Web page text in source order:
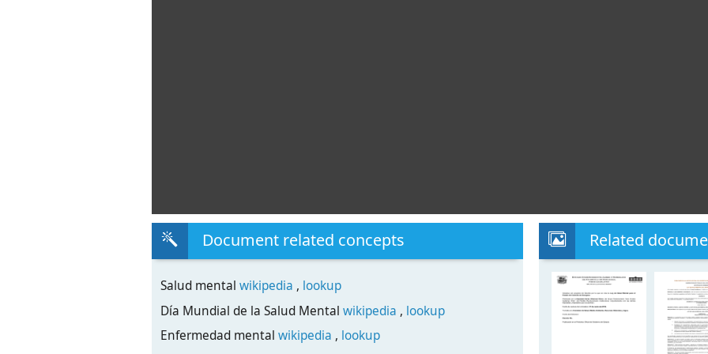
Document related concepts
Salud mental wikipedia , lookup
Día Mundial de la Salud Mental wikipedia , lookup
Enfermedad mental wikipedia , lookup
Related